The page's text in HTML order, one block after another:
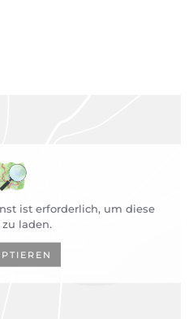
ist erforderlich, um diese
zu laden.